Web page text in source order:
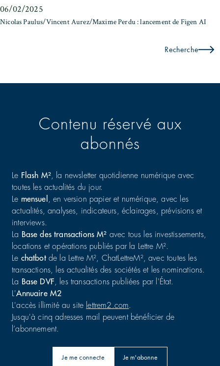
06/02/2025
Nicolas Paulus/Vincent Aurez/Maxime Perdu : lancement de Figen AI
Recherche
Contenu réservé aux
abonnés
Le Flash M², la newsletter quotidienne numérique avec
toutes les actualités du jour.
Le mensuel
, en version papier et numérique, avec les
actualités, analyses, indicateurs, éclairages, prévisions et
interviews.
La Base des transactions M² avec tous les investissements,
locations et opérations publiés par la Lettre M².
Le chatbotde la Lettre M², ChatLettreM², avec toutes les
transactions, les actualités des sociétés et les nominations.
La Base DVF , les transactions publiées par l'État.
L'Annuaire M2
L'accès illimité au site lettrem2.com.
Jusqu'à cinq adresses mail peuvent bénéficier de
l’abonnement.
Je me connecte Je m'abonne